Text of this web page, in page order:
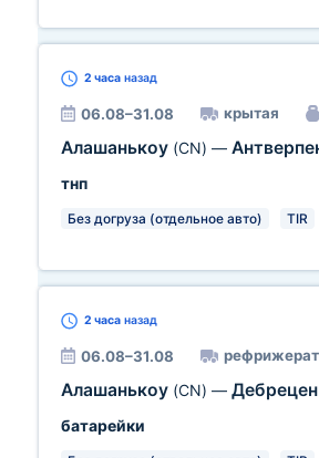
2 часа назад
06.08–31.08 крытая
Алашанькоу (CN) —
тнп
Без догруза (отдельное авто) TIR
2 часа назад
06.08–31.08
Алашанькоу (CN) — Дебрецен
батарейки